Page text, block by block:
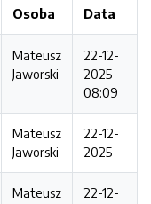
Osoba Data
Mateusz
Jaworski
22-12-
2025
08:09
Mateusz
Jaworski
22-12-
2025
Mateusz
22-12-